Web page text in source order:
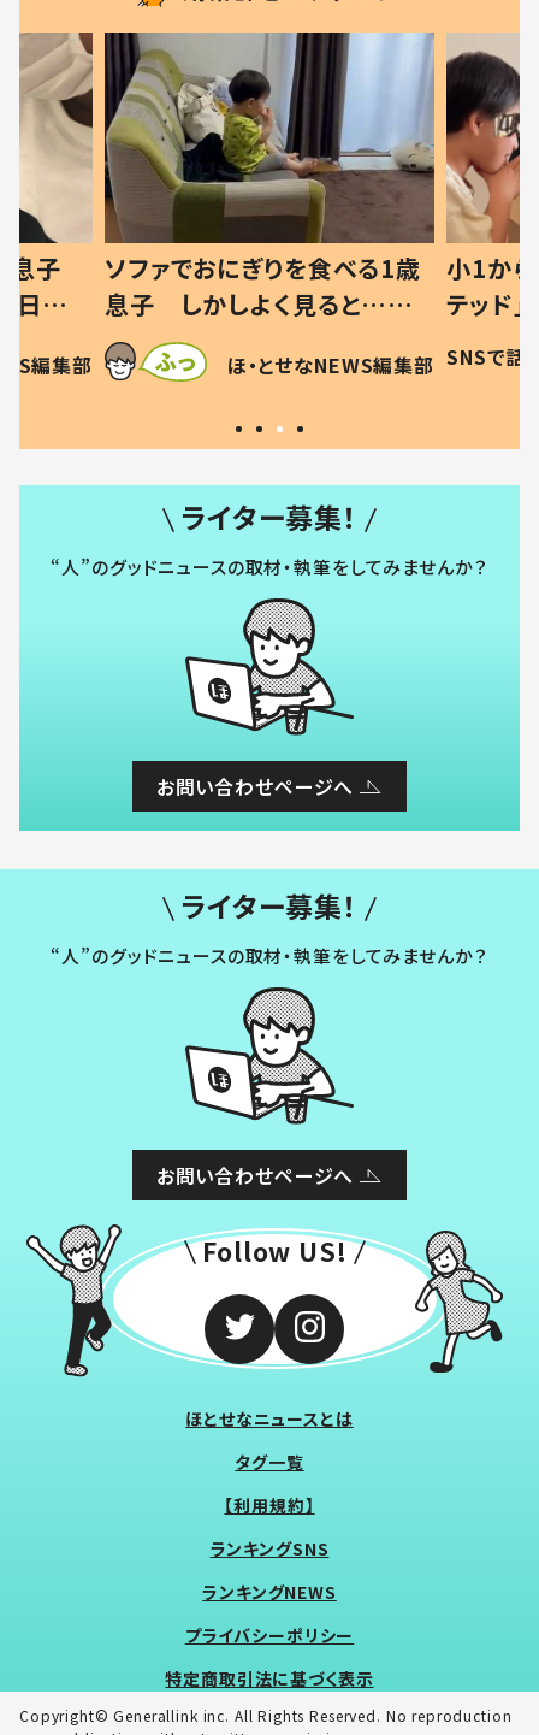
息子
記に
編集部
ソファでおにぎりを食べる1歳
息子 しかしよく見ると…母
「！？」すべてを察した母の投稿
に「可愛いから許す！」「現行
ほ・とせなNEWS編集部
小1から
テッド
和の親
SNSで話
ライター募集！
“人”のグッドニュースの取材・執筆をしてみませんか？
お問い合わせページへ
ライター募集！
“人”のグッドニュースの取材・執筆をしてみませんか？
お問い合わせページへ
Follow US!
ほとせなニュースとは
タグ一覧
【利用規約】
ランキングSNS
ランキングNEWS
プライバシーポリシー
特定商取引法に基づく表示
Copyright© Generallink inc. All Rights Reserved. No reproduction